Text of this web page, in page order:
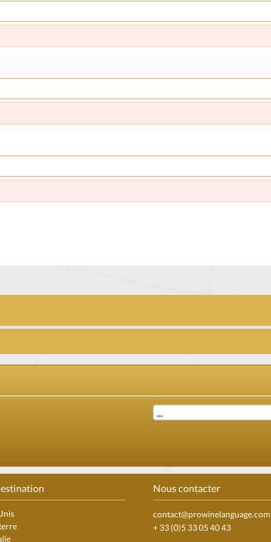
Nous contacter
contact@prowinelanguage.com
+ 33 (0)5 33 05 40 43